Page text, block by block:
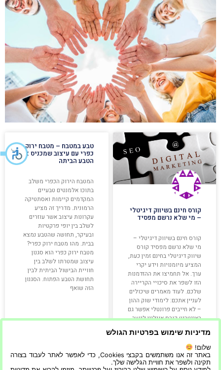
קורס חינם בשיווק דיגיטלי
– מי שלא נרשם מפסיד
קורס חינם בשיווק דיגיטלי –
מי שלא נרשם מפסיד קורס
שיווק דיגיטלי בחינם זמין כעת,
המציע מיומנויות וידע יקרי
ערך. אל תחמיצו את ההזדמנות
הזו לשפר את סיכויי הקריירה
שלכם. לעוד מאמרים שיכולים
לעניין אתכם: לימודי שוק ההון
– לא חייבים פרונטלי אפשר גם
באינטרנט קורס אונליין לנוער
קרא עוד »
טבע במטבח – מטבח ירוק
כפרי עם עיצוב שמכניס את
הטבע הביתה
המטבח הירוק הכפרי משלב
בתוכו אלמנטים טבעיים
המקדמים קיימות ואסתטיקה
הרמונית. מדריך זה מציע
עקרונות עיצוב אשר עוזרים
לשלב בין יופי פרקטיות
ובעיקר, תחושה שהטבע נמצא
בבית. מהו מטבח ירוק כפרי?
מטבח ירוק כפרי הוא סגנון
עיצוב שמטרתו לשלב בין
חוויית הבישול הביתית לבין
תחושת הטבע הפתוח. הסגנון
הזה שואף
קרא עוד »
מדיניות שימוש בפרטיות הגולש
שלום!
באתר זה אנו משתמשים בקבצי Cookies, כדי לאפשר לאתר לעבוד בצורה
תקינה ולשפר את חוויית הגלישה שלך.